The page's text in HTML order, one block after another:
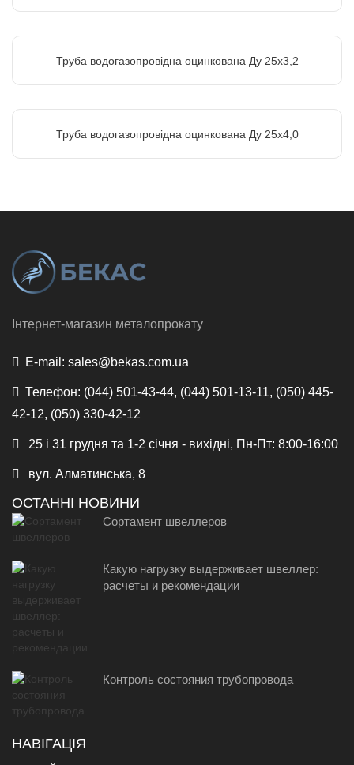
Труба водогазопровідна оцинкована Ду 25х3,2
Труба водогазопровідна оцинкована Ду 25х4,0
Інтернет-магазин металопрокату
E-mail: sales@bekas.com.ua
Телефон: (044) 501-43-44, (044) 501-13-11, (050) 445-
42-12, (050) 330-42-12
25 і 31 грудня та 1-2 січня - вихідні, Пн-Пт: 8:00-16:00
вул. Алматинська, 8
ОСТАННІ НОВИНИ
Сортамент швеллеров
Какую нагрузку выдерживает швеллер:
расчеты и рекомендации
Контроль состояния трубопровода
НАВІГАЦІЯ